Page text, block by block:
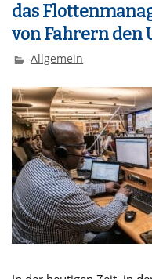
das
von Fahrern den
Allgemein